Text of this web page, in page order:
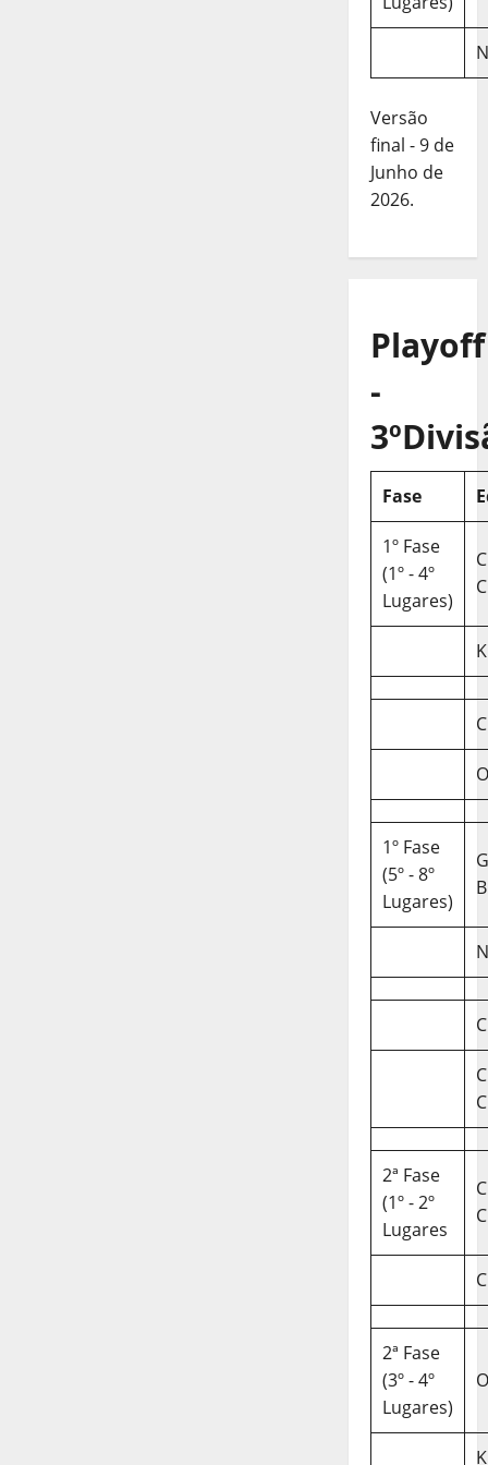
Versão
final - 9 de
Junho de
2026.
Playoff
-
Fase
1º Fase
(1º - 4º
Lugares)
C
1º Fase
(5º - 8º
Lugares)
B
C
2ª Fase
(1º - 2º
Lugares
C
2ª Fase
(3º - 4º
Lugares)